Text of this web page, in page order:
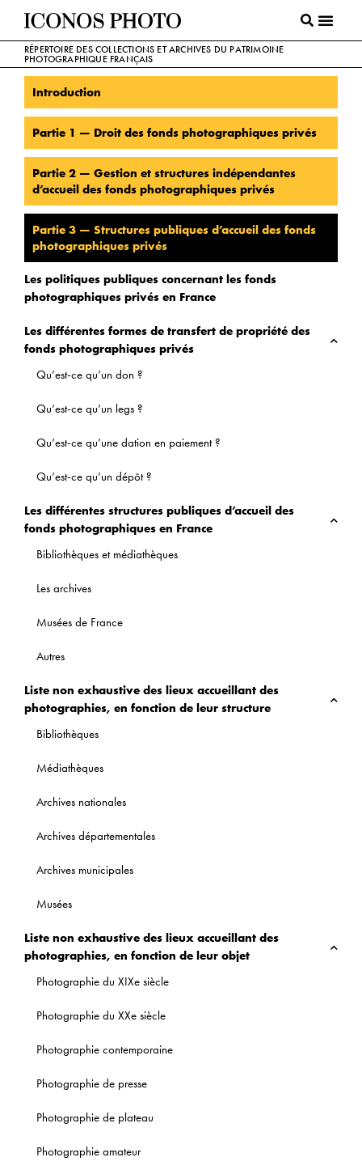
RÉPERTOIRE DES COLLECTIONS ET ARCHIVES DU PATRIMOINE
PHOTOGRAPHIQUE FRANÇAIS
Introduction
Partie 1 — Droit des fonds photographiques privés
Partie 2 — Gestion et structures indépendantes
d’accueil des fonds photographiques privés
Partie 3 — Structures publiques d’accueil des fonds
photographiques privés
Les politiques publiques concernant les fonds
photographiques privés en France
Les différentes formes de transfert de propriété des
fonds photographiques privés
Qu’est-ce qu’un don ?
Qu’est-ce qu’un legs ?
Qu’est-ce qu’une dation en paiement ?
Qu’est-ce qu’un dépôt ?
Les différentes structures publiques d’accueil des
fonds photographiques en France
Bibliothèques et médiathèques
Les archives
Musées de France
Autres
Liste non exhaustive des lieux accueillant des
photographies, en fonction de leur structure
Bibliothèques
Médiathèques
Archives nationales
Archives départementales
Archives municipales
Musées
Liste non exhaustive des lieux accueillant des
photographies, en fonction de leur objet
Photographie du XIXe siècle
Photographie du XXe siècle
Photographie contemporaine
Photographie de presse
Photographie de plateau
Photographie amateur